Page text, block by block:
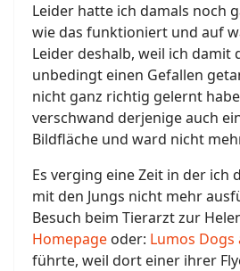
Leider hatte ich damals noch
wie das funktioniert und auf
Leider deshalb, weil ich damit
unbedingt einen Gefallen
nicht ganz richtig gelernt
verschwand derjenige auch
Bildfläche und ward nicht
Es verging eine Zeit in der ich
mit den Jungs nicht mehr
Besuch beim Tierarzt zur
Homepage oder: Lumos Dogs
führte, weil dort einer ihrer